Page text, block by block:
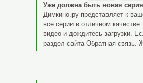
Уже должна быть новая
Димкино.ру представляет к
все серии в отличном
видео и дождитесь загрузки.
раздел сайта Обратная связь.